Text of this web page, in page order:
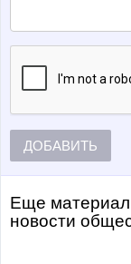
ДОБАВИТЬ
Еще
Новости